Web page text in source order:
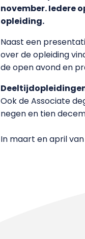
november. Iedere
opleiding.
Naast een
over de opleiding
de open avond en
Ook de Associate
negen en tien
In maart en april